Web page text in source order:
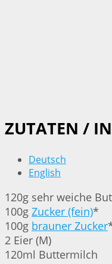
ZUTATEN /
Deutsch
English
120g sehr weiche
100g Zucker (fein)*
100g brauner Zucker
2 Eier (M)
120ml Buttermilch